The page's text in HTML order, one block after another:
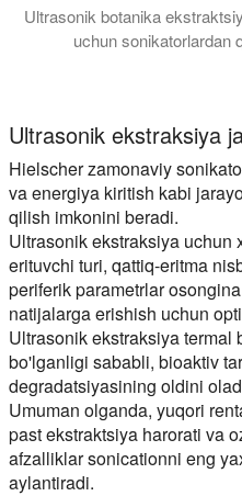
Ultrasonik botanika
uchun sonikatorlardan
Ultrasonik ekstraksiya
Hielscher zamonaviy
va energiya kiritish kabi
qilish imkonini beradi.
Ultrasonik ekstraksiya uchun
erituvchi turi, qattiq-eritma
periferik parametrlar
natijalarga erishish uchun
Ultrasonik ekstraksiya
bo'lganligi sababli, bioaktiv
degradatsiyasining oldini
Umuman olganda, yuqori
past ekstraktsiya harorati va
afzalliklar sonicationni eng
aylantiradi.